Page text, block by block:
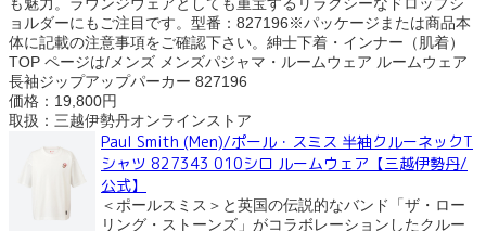
ョルダーにもご注目です。型番：827196※パッケージまたは商品本
体に記載の注意事項をご確認下さい。紳士下着・インナー（肌着）
TOP ページは/メンズ メンズパジャマ・ルームウェア ルームウェア
長袖ジップアップパーカー 827196
価格：19,800円
取扱：三越伊勢丹オンラインストア
Paul Smith (Men)/ポール・スミス 半袖クルーネックT
シャツ 827343 010シロ ルームウェア【三越伊勢丹/
公式】
＜ポールスミス＞と英国の伝説的なバンド「ザ・ロー
リング・ストーンズ」がコラボレーションしたクルー